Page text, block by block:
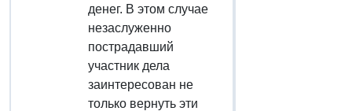
денег. В этом случае
незаслуженно
пострадавший
участник дела
заинтересован не
только вернуть эти